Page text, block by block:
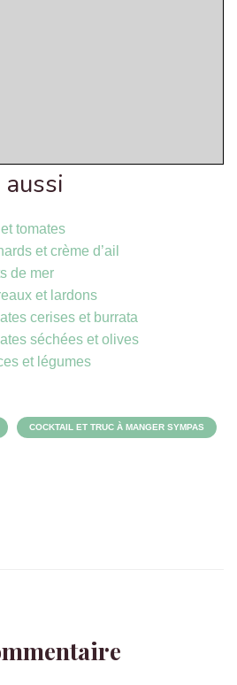
tomates
et crème d’ail
de mer
et lardons
cerises et burrata
séchées et olives
et légumes
COCKTAIL ET TRUC À MANGER SYMPAS